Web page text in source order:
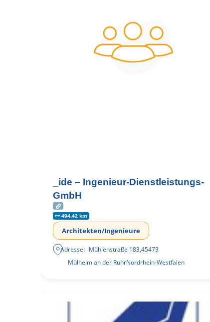
_ide – Ingenieur-Dienstleistungs-
GmbH
494.42 km
Architekten/Ingenieure
Adresse: Mühlenstraße 183,45473
Mülheim an der RuhrNordrhein-Westfalen